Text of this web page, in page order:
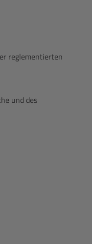
reglementierten
und des